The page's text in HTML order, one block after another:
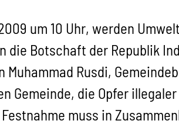
um 10 Uhr, werden
die Botschaft der Republik
Muhammad Rusdi,
Gemeinde, die Opfer
muss in